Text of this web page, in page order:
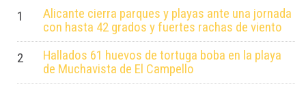
1
Alicante cierra parques y playas ante una jornada
con hasta 42 grados y fuertes rachas de viento
2
Hallados 61 huevos de tortuga boba en la playa
de Muchavista de El Campello